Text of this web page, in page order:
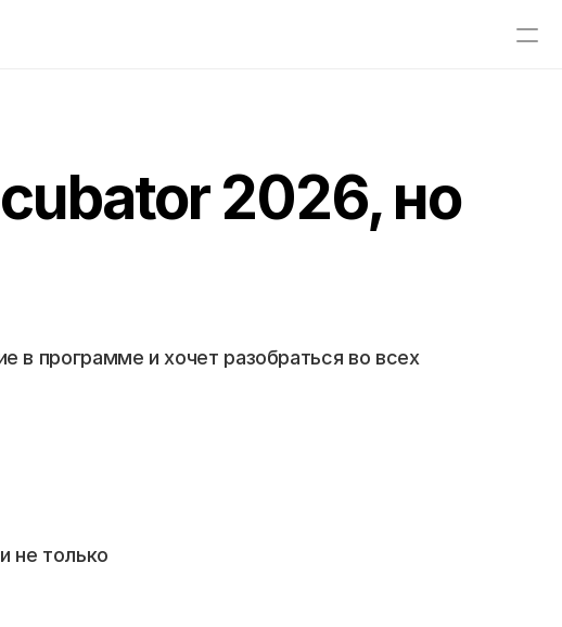
2026, но
в программе и хочет разобраться во всех
не только